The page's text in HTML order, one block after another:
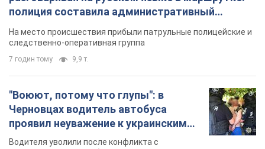
полиция составила административный
протокол. Видео
На место происшествия прибыли патрульные полицейские и
следственно-оперативная группа
7 годин тому 9,9 т.
"Воюют, потому что глупы": в
Черновцах водитель автобуса
проявил неуважение к украинским
военным и поплатился за это.
Водителя уволили после конфликта с